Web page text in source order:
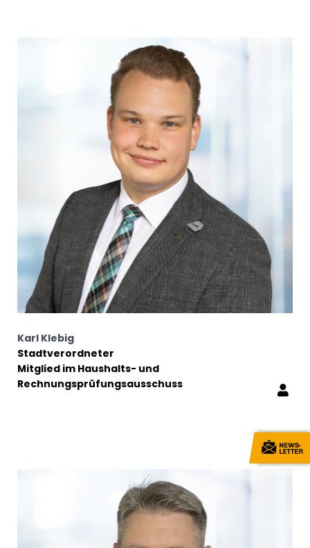
Karl Klebig
Stadtverordneter
Mitglied im Haushalts- und
Rechnungsprüfungsausschuss